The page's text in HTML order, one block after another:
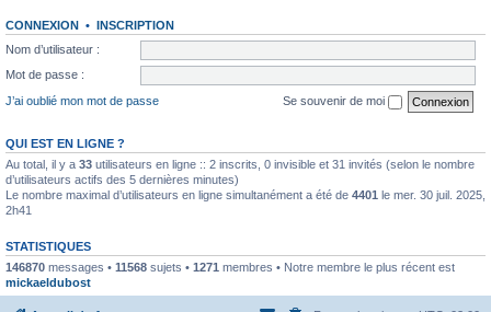
CONNEXION • INSCRIPTION
Nom d’utilisateur :
Mot de passe :
J’ai oublié mon mot de passe
Se souvenir de moi
QUI EST EN LIGNE ?
Au total, il y a 33 utilisateurs en ligne :: 2 inscrits, 0 invisible et 31 invités (selon le nombre
d’utilisateurs actifs des 5 dernières minutes)
Le nombre maximal d’utilisateurs en ligne simultanément a été de 4401 le mer. 30 juil. 2025,
2h41
STATISTIQUES
146870 messages • 11568 sujets • 1271 membres • Notre membre le plus récent est
mickaeldubost